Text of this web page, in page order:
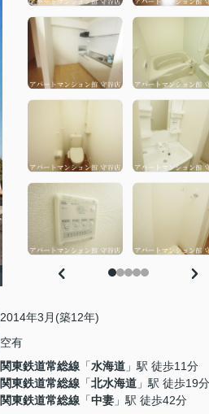
2014年3月(築12年)
空有
関東鉄道常総線 「水海道 」駅 徒歩11分
関東鉄道常総線 「北水海道 」駅 徒歩19分
関東鉄道常総線 「中妻 」駅 徒歩42分